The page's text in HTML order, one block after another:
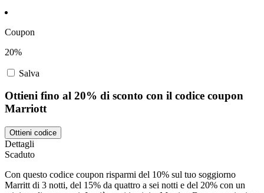
Coupon
20%
Salva
Ottieni fino al 20% di sconto con il codice coupon
Marriott
Ottieni codice
Dettagli
Scaduto
Con questo codice coupon risparmi del 10% sul tuo soggiorno
Marritt di 3 notti, del 15% da quattro a sei notti e del 20% con un